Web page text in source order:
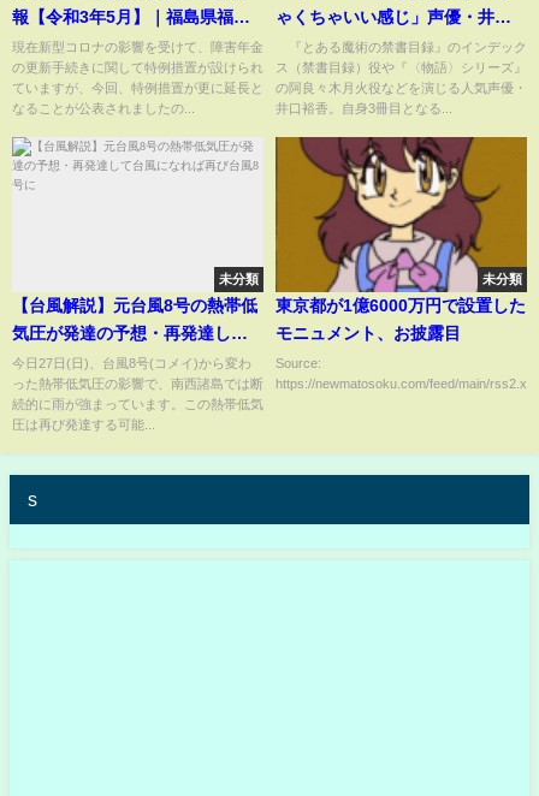
報【令和3年5月】｜福島県福島
市ファーリア社会保険労務士事
務所
現在新型コロナの影響を受けて、障害年金
の更新手続きに関して特例措置が設けられ
ていますが、今回、特例措置が更に延長と
なることが公表されましたの...
ゃくちゃいい感じ」声優・井口
裕香の3冊目の写真集が発売に
(ABEMA TIMES)
『とある魔術の禁書目録』のインデック
ス（禁書目録）役や『〈物語〉シリーズ』
の阿良々木月火役などを演じる人気声優・
井口裕香。自身3冊目となる...
未分類
【台風解説】元台風8号の熱帯低
気圧が発達の予想・再発達して
台風になれば再び台風8号に
今日27日(日)、台風8号(コメイ)から変わ
った熱帯低気圧の影響で、南西諸島では断
続的に雨が強まっています。この熱帯低気
圧は再び発達する可能...
未分類
東京都が1億6000万円で設置した
モニュメント、お披露目
Source:
https://newmatosoku.com/feed/main/
s